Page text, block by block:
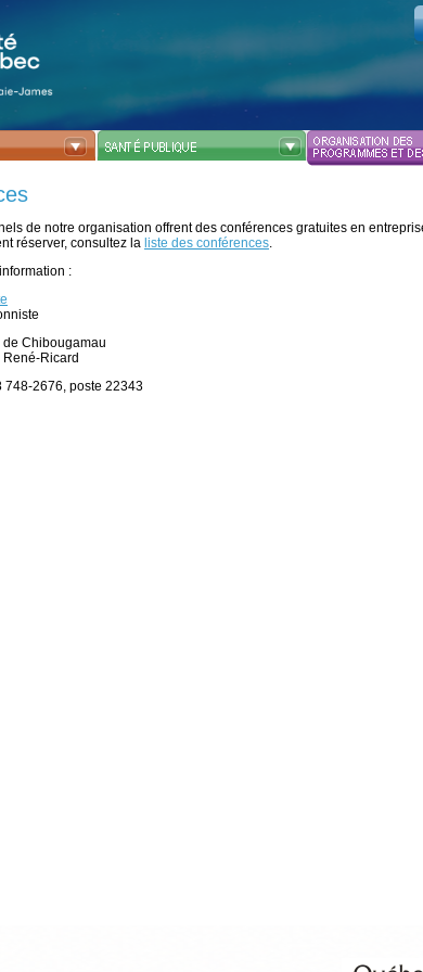
de notre organisation offrent des conférences gratuites en
réserver, consultez la liste des conférences.
:
Chibougamau
Ricard
748-2676, poste 22343